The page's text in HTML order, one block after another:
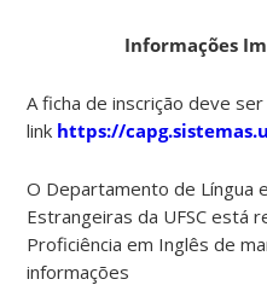
Informações
A ficha de inscrição deve
link https://
O Departamento de Língua
Estrangeiras da UFSC está
Proficiência em Inglês de
informações